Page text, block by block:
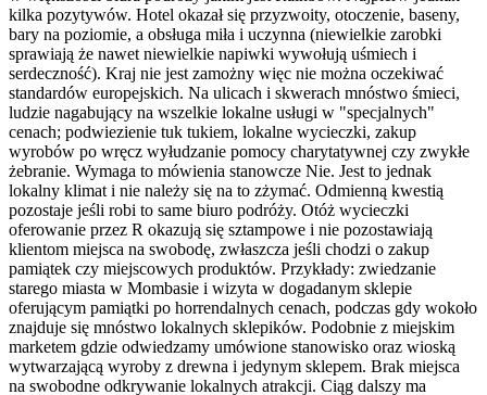
kilka pozytywów. Hotel okazał się przyzwoity, otoczenie, baseny,
bary na poziomie, a obsługa miła i uczynna (niewielkie zarobki
sprawiają że nawet niewielkie napiwki wywołują uśmiech i
serdeczność). Kraj nie jest zamożny więc nie można oczekiwać
standardów europejskich. Na ulicach i skwerach mnóstwo śmieci,
ludzie nagabujący na wszelkie lokalne usługi w "specjalnych"
cenach; podwiezienie tuk tukiem, lokalne wycieczki, zakup
wyrobów po wręcz wyłudzanie pomocy charytatywnej czy zwykłe
żebranie. Wymaga to mówienia stanowcze Nie. Jest to jednak
lokalny klimat i nie należy się na to zżymać. Odmienną kwestią
pozostaje jeśli robi to same biuro podróży. Otóż wycieczki
oferowanie przez R okazują się sztampowe i nie pozostawiają
klientom miejsca na swobodę, zwłaszcza jeśli chodzi o zakup
pamiątek czy miejscowych produktów. Przykłady: zwiedzanie
starego miasta w Mombasie i wizyta w dogadanym sklepie
oferującym pamiątki po horrendalnych cenach, podczas gdy wokoło
znajduje się mnóstwo lokalnych sklepików. Podobnie z miejskim
marketem gdzie odwiedzamy umówione stanowisko oraz wioską
wytwarzającą wyroby z drewna i jedynym sklepem. Brak miejsca
na swobodne odkrywanie lokalnych atrakcji. Ciąg dalszy ma